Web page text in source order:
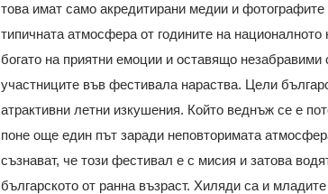
това имат само акредитирани медии и
типичната атмосфера от годините на
богато на приятни емоции и оставящо
участниците във фестивала нараства. Цели
атрактивни летни изкушения. Който веднъж се е
поне още един път заради неповторимата
съзнават, че този фестивал е с мисия и затова
българското от ранна възраст. Хиляди са и